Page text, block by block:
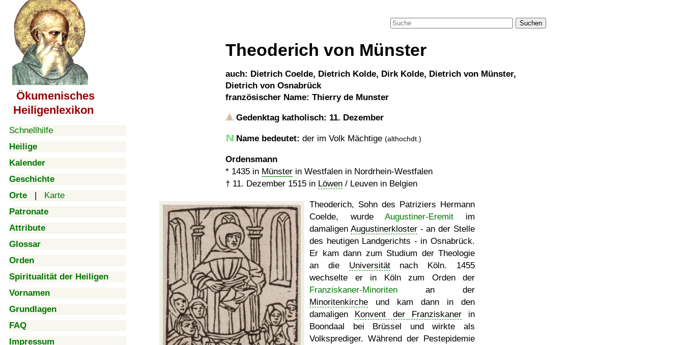
Ökumenisches
Heiligenlexikon
Schnellhilfe
Heilige
Kalender
Geschichte
Orte | Karte
Patronate
Attribute
Glossar
Orden
Spiritualität der Heiligen
Vornamen
Grundlagen
FAQ
Impressum
Suchen
Theoderich von Münster
auch: Dietrich Coelde, Dietrich Kolde, Dirk Kolde, Dietrich von Münster,
Dietrich von Osnabrück
französischer Name: Thierry de Munster
Gedenktag katholisch: 11. Dezember
Name bedeutet: der im Volk Mächtige (althochdt.)
Ordensmann
* 1435 in Münster in Westfalen in Nordrhein-Westfalen
† 11. Dezember 1515 in Löwen / Leuven in Belgien
Theoderich, Sohn des Patriziers Hermann
Coelde, wurdeAugustiner-Eremit im
damaligen Augustinerkloster- an der Stelle
des heutigen Landgerichts - in Osnabrück.
Er kam dann zum Studium der Theologie
an die Universitätnach Köln. 1455
wechselte er in Köln zum Orden der
Franziskaner-Minoriten an der
Minoritenkirche und kam dann in den
damaligen Konvent der Franziskanerin
Boondaal bei Brüssel und wirkte als
Volksprediger. Während der Pestepidemie